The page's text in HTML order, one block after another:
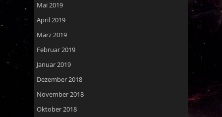
Mai 2019
April 2019
März 2019
Februar 2019
Januar 2019
Dezember 2018
November 2018
Oktober 2018